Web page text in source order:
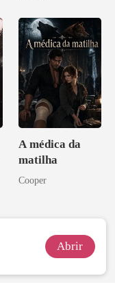
A médica da
matilha
Cooper
Abrir